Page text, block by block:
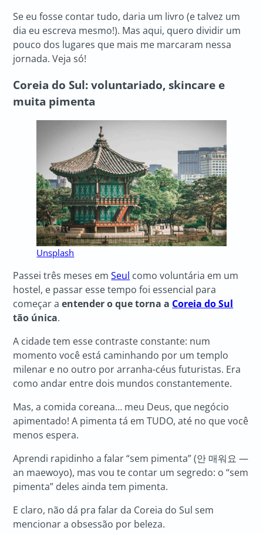
Se eu fosse contar tudo, daria um livro (e talvez um
dia eu escreva mesmo!). Mas aqui, quero dividir um
pouco dos lugares que mais me marcaram nessa
jornada. Veja só!
Coreia do Sul: voluntariado, skincare e
muita pimenta
Unsplash
Passei três meses emSeul como voluntária em um
hostel, e passar esse tempo foi essencial para
começar aentender o que torna a Coreia do Sul
tão única.
A cidade tem esse contraste constante: num
momento você está caminhando por um templo
milenar e no outro por arranha-céus futuristas. Era
como andar entre dois mundos constantemente.
Mas, a comida coreana… meu Deus, que negócio
apimentado! A pimenta tá em TUDO, até no que você
menos espera.
Aprendi rapidinho a falar “sem pimenta” (안 매워요 —
an maewoyo), mas vou te contar um segredo: o “sem
pimenta” deles ainda tem pimenta.
E claro, não dá pra falar da Coreia do Sul sem
mencionar a obsessão por beleza.